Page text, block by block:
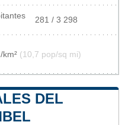
281 / 3 298
km² (10,7 pop/sq mi)
DEL